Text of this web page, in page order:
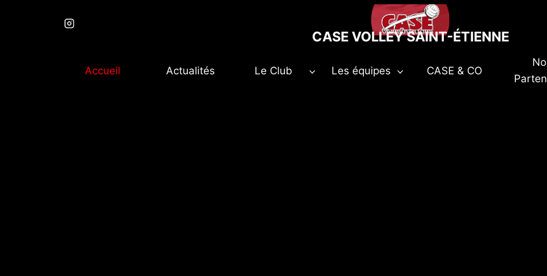
CASE VOLLEY SAINT-ÉTIENNE
Accueil Actualités Le Club Les équipes CASE & CO